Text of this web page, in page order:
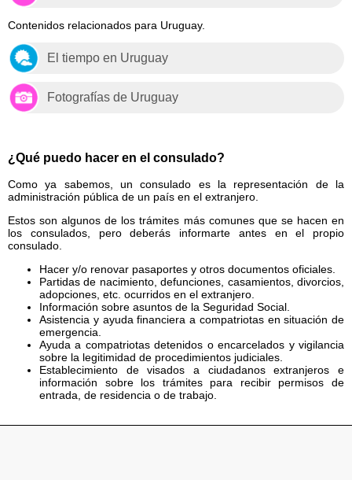
Contenidos relacionados para Uruguay.
El tiempo en Uruguay
Fotografías de Uruguay
¿Qué puedo hacer en el consulado?
Como ya sabemos, un consulado es la representación de la
administración pública de un país en el extranjero.
Estos son algunos de los trámites más comunes que se hacen en
los consulados, pero deberás informarte antes en el propio
consulado.
Hacer y/o renovar pasaportes y otros documentos oficiales.
Partidas de nacimiento, defunciones, casamientos, divorcios,
adopciones, etc. ocurridos en el extranjero.
Información sobre asuntos de la Seguridad Social.
Asistencia y ayuda financiera a compatriotas en situación de
emergencia.
Ayuda a compatriotas detenidos o encarcelados y vigilancia
sobre la legitimidad de procedimientos judiciales.
Establecimiento de visados a ciudadanos extranjeros e
información sobre los trámites para recibir permisos de
entrada, de residencia o de trabajo.